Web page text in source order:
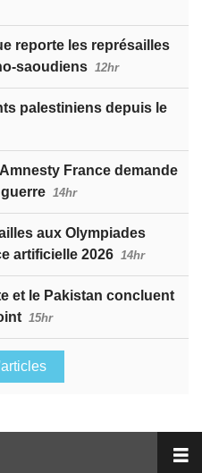
reporte les représailles
saoudiens 12hr
palestiniens depuis le
France demande
14hr
aux Olympiades
artificielle 2026 14hr
et le Pakistan concluent
15hr